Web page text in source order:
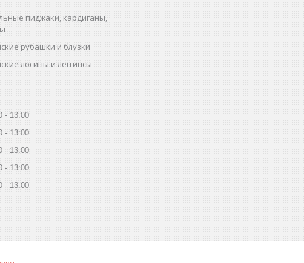
пиджаки, кардиганы,
рубашки и блузки
лосины и леггинсы
13:00
13:00
13:00
13:00
13:00